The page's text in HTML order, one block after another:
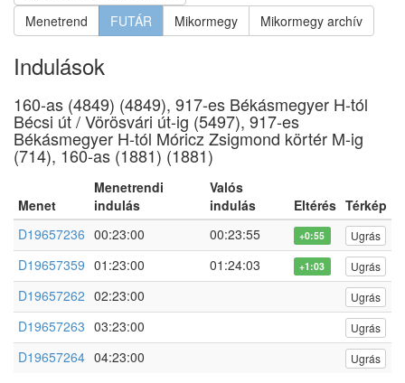
Menetrend
FUTÁR Mikormegy Mikormegy archív
Indulások
160-as (4849) (4849), 917-es Békásmegyer H-tól
Bécsi út / Vörösvári út-ig (5497), 917-es
Békásmegyer H-tól Móricz Zsigmond körtér M-ig
(714), 160-as (1881) (1881)
Menet
Menetrendi
indulás
Valós
indulás
Eltérés Térkép
D19657236 00:23:00 00:23:55 +0:55 Ugrás
D19657359 01:23:00 01:24:03 +1:03 Ugrás
D19657262 02:23:00 Ugrás
D19657263 03:23:00 Ugrás
D19657264 04:23:00 Ugrás